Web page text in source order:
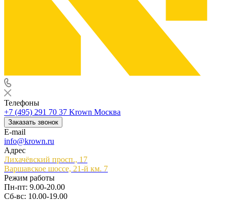
Телефоны
+7 (495) 291 70 37 Krown Москва
Заказать звонок
E-mail
info@krown.ru
Адрес
Лихачёвский просп., 17
Варшавское шоссе, 21-й км. 7
Режим работы
Пн-пт: 9.00-20.00
Сб-вс: 10.00-19.00